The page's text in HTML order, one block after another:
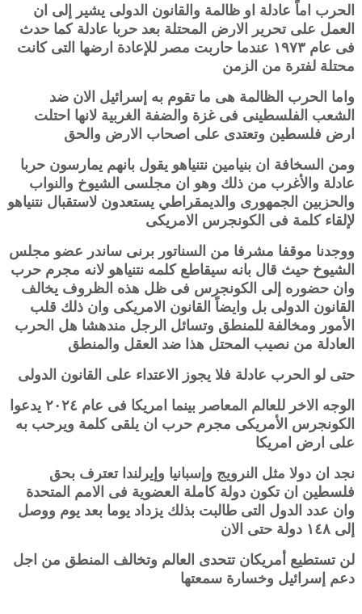
الحرب اماً عادلة او ظالمة والقانون الدولى يشير إلى ان
العمل على تحرير الارض المحتلة بعد حربا عادلة كما حدث
فى عام ١٩٧٣ عندما حاربت مصر للإعادة ارضها التى كانت
محتلة لفترة من الزمن
واما الحرب الظالمة هى ما تقوم به إسرائيل الان ضد
الشعب الفلسطينى فى غزة والضفة الغربية لانها احتلت
ارض فلسطين وتعتدى على اصحاب الارض والحق
ومن السخافة ان بنيامين نتنياهو يقول بانهم يمارسون حربا
عادلة والأغرب من ذلك وهو ان مجلسى الشيوخ والنواب
والحزبين الجمهورى والديمقراطي يستعدون لاستقبال نتنياهو
لإلقاء كلمة فى الكونجرس الامريكى
ووجدنا موقفا مشرفا من السناتور برنى ساندر عضو مجلس
الشيوخ حيث قال بانه سيقاطع كلمه نتنياهو لانه مجرم حرب
وان حضوره إلى الكونجرس فى ظل هذه الظروف يخالف
القانون الدولى بل وايضاً القانون الامريكى وان ذلك قلب
الأمور ومخالفة للمنطق وتسائل الرجل مندهشا هل الحرب
العادلة من نصيب المحتل هذا ضد العقل والمنطق
حتى لو الحرب عادلة فلا يجوز الاعتداء على القانون الدولى
الوجه الاخر للعالم المعاصر بينما امريكا فى عام ٢٠٢٤ يدعوا
الكونجرس الأمريكى مجرم حرب ان يلقى كلمة ويرحب به
على ارض امريكا
نجد ان دولا مثل النرويج وإسبانيا وإيرلندا تعترف بحق
فلسطين ان تكون دولة كاملة العضوية فى الامم المتحدة
وان عدد الدول التى طالبت بذلك يزداد يوما بعد يوم ووصل
إلى ١٤٨ دولة حتى الان
لن تستطيع أمريكان تتحدى العالم وتخالف المنطق من اجل
دعم إسرائيل وخسارة سمعتها